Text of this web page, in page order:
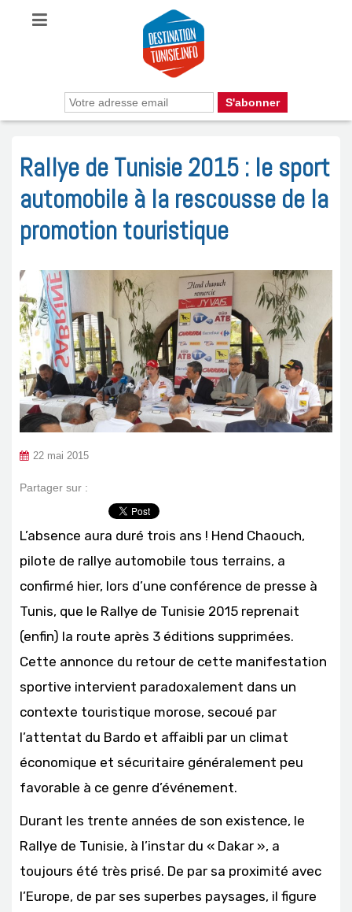
Rallye de Tunisie 2015 : le sport
automobile à la rescousse de la
promotion touristique
22 mai 2015
Partager sur :
L’absence aura duré trois ans ! Hend Chaouch,
pilote de rallye automobile tous terrains, a
confirmé hier, lors d’une conférence de presse à
Tunis, que le Rallye de Tunisie 2015 reprenait
(enfin) la route après 3 éditions supprimées.
Cette annonce du retour de cette manifestation
sportive intervient paradoxalement dans un
contexte touristique morose, secoué par
l’attentat du Bardo et affaibli par un climat
économique et sécuritaire généralement peu
favorable à ce genre d’événement.
Durant les trente années de son existence, le
Rallye de Tunisie, à l’instar du « Dakar », a
toujours été très prisé. De par sa proximité avec
l’Europe, de par ses superbes paysages, il figure